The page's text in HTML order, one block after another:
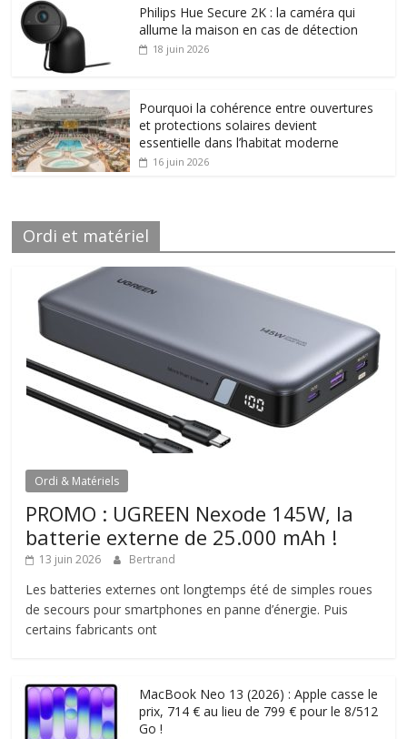
Philips Hue Secure 2K : la caméra qui
allume la maison en cas de détection
18 juin 2026
Pourquoi la cohérence entre ouvertures
et protections solaires devient
essentielle dans l’habitat moderne
16 juin 2026
Ordi et matériel
Ordi & Matériels
PROMO : UGREEN Nexode 145W, la
batterie externe de 25.000 mAh !
13 juin 2026 Bertrand
Les batteries externes ont longtemps été de simples roues
de secours pour smartphones en panne d’énergie. Puis
certains fabricants ont
MacBook Neo 13 (2026) : Apple casse le
prix, 714 € au lieu de 799 € pour le 8/512
Go !